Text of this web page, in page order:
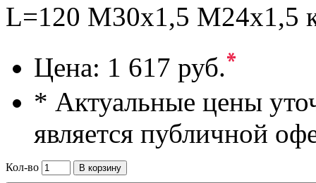
L=120 M30x1,5 M24x1,5
Цена: 1 617 руб.*
* Актуальные цены
является публичной
Кол-во
В корзину